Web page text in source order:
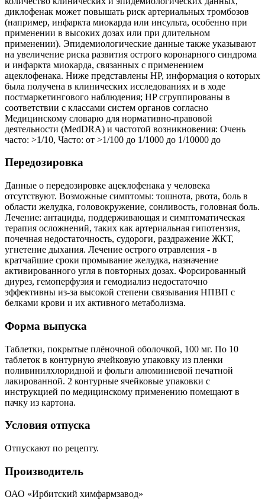
диклофенак может повышать риск артериальных тромбозов
(например, инфаркта миокарда или инсульта, особенно при
применении в высоких дозах или при длительном
применении). Эпидемиологические данные также указывают
на увеличение риска развития острого коронарного синдрома
и инфаркта миокарда, связанных с применением
ацеклофенака. Ниже представлены HP, информация о которых
была получена в клинических исследованиях и в ходе
постмаркетингового наблюдения; HP сгруппированы в
соответствии с классами систем органов согласно
Медицинскому словарю для нормативно-правовой
деятельности (MedDRA) и частотой возникновения: Очень
часто: >1/10, Часто: от >1/100 до 1/1000 до 1/10000 до
Передозировка
Данные о передозировке ацеклофенака у человека
отсутствуют. Возможные симптомы: тошнота, рвота, боль в
области желудка, головокружение, сонливость, головная боль.
Лечение: антациды, поддерживающая и симптоматическая
терапия осложнений, таких как артериальная гипотензия,
почечная недостаточность, судороги, раздражение ЖКТ,
угнетение дыхания. Лечение острого отравления - в
кратчайшие сроки промывание желудка, назначение
активированного угля в повторных дозах. Форсированный
диурез, гемоперфузия и гемодиализ недостаточно
эффективны из-за высокой степени связывания НПВП с
белками крови и их активного метаболизма.
Форма выпуска
Таблетки, покрытые плёночной оболочкой, 100 мг. По 10
таблеток в контурную ячейковую упаковку из пленки
поливинилхлоридной и фольги алюминиевой печатной
лакированной. 2 контурные ячейковые упаковки с
инструкцией по медицинскому применению помещают в
пачку из картона.
Условия отпуска
Отпускают по рецепту.
Производитель
ОАО «Ирбитский химфармзавод»